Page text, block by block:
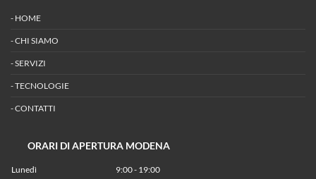
- HOME
-CHI SIAMO
-SERVIZI
-TECNOLOGIE
-CONTATTI
ORARI DI APERTURA MODENA
Lunedì 9:00 - 19:00